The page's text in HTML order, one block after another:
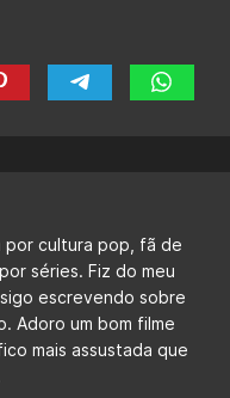
por cultura pop, fã de
séries. Fiz do meu
escrevendo sobre
Adoro um bom filme
mais assustada que